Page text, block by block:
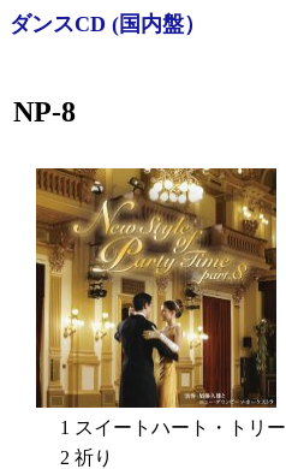
ダンスCD (国内盤）
NP-8
1 スイートハート・トリー
2 祈り